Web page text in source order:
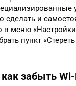
сделать и
в меню
пункт
забыть